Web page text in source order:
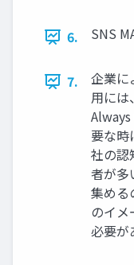
6. SNS
7.
企業に
用には
要な時
社の認
者が多
集める
のイ
必要が